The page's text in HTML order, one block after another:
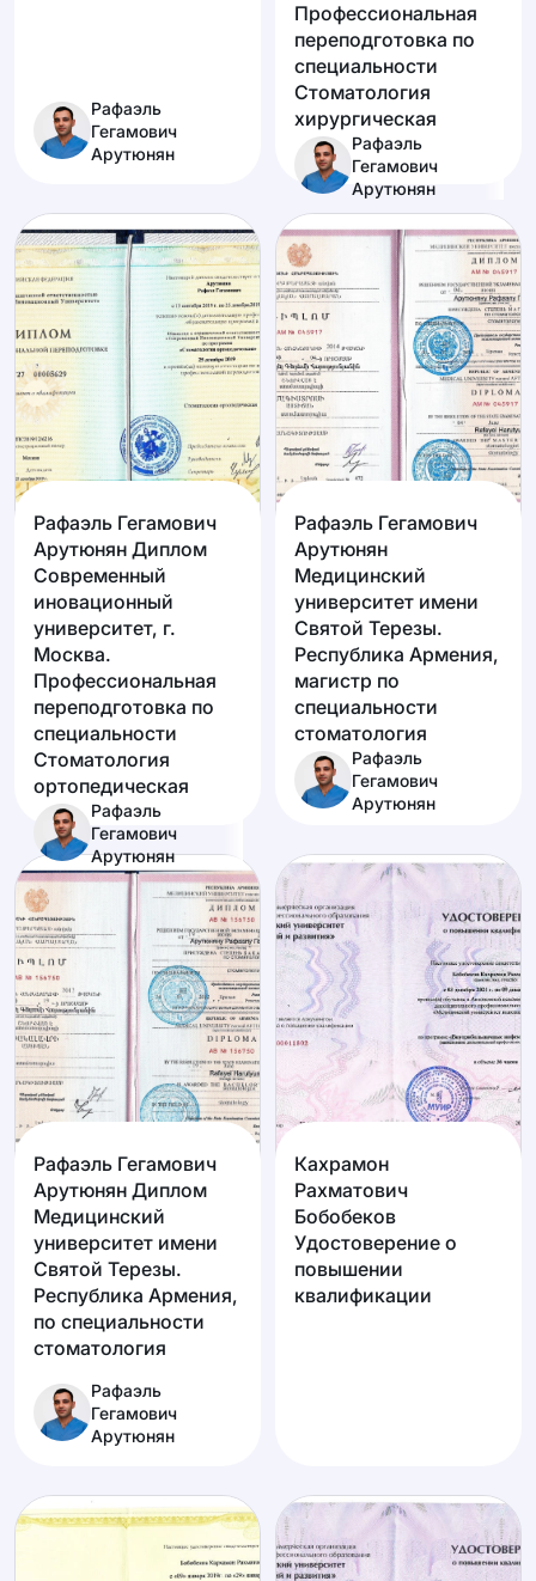
Рафаэль
Гегамович
Арутюнян
Профессиональная
переподготовка по
специальности
Стоматология
хирургическая
Рафаэль
Гегамович
Арутюнян
Рафаэль Гегамович
Арутюнян Диплом
Современный
иновационный
университет, г.
Москва.
Профессиональная
переподготовка по
специальности
Стоматология
ортопедическая
Рафаэль
Гегамович
Арутюнян
Рафаэль Гегамович
Арутюнян
Медицинский
университет имени
Святой Терезы.
Республика Армения,
магистр по
специальности
стоматология
Рафаэль
Гегамович
Арутюнян
Рафаэль Гегамович
Арутюнян Диплом
Медицинский
университет имени
Святой Терезы.
Республика Армения,
по специальности
стоматология
Рафаэль
Гегамович
Арутюнян
Кахрамон
Рахматович
Бобобеков
Удостоверение о
повышении
квалификации